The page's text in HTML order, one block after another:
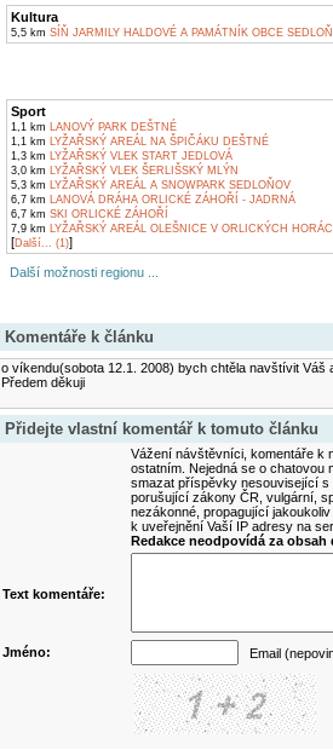
Kultura
5,5 km SÍŇ JARMILY HALDOVÉ A PAMÁTNÍK OBCE
Sport
1,1 km LANOVÝ PARK DEŠTNÉ
1,1 km LYŽAŘSKÝ AREÁL NA ŠPIČÁKU DEŠTNÉ
1,3 km LYŽAŘSKÝ VLEK START JEDLOVÁ
3,0 km LYŽAŘSKÝ VLEK ŠERLIŠSKÝ MLÝN
5,3 km LYŽAŘSKÝ AREÁL A SNOWPARK SEDLOŇOV
6,7 km LANOVÁ DRÁHA ORLICKÉ ZÁHOŘÍ - JADRNÁ
6,7 km SKI ORLICKÉ ZÁHOŘÍ
7,9 km LYŽAŘSKÝ AREÁL OLEŠNICE V ORLICKÝCH
[Další... (1)]
Další možnosti regionu ...
Komentáře k článku
o víkendu(sobota 12.1. 2008) bych chtěla navštívit Váš
Předem děkuji
Přidejte vlastní komentář k tomuto článku
Vážení návštěvníci, komentáře k
ostatním. Nejedná se o
smazat příspěvky nesouvisející
porušující zákony ČR, vulgární,
nezákonné, propagující
k uveřejnění Vaší IP adresy na
Redakce neodpovídá za
Text komentáře:
Jméno: Email